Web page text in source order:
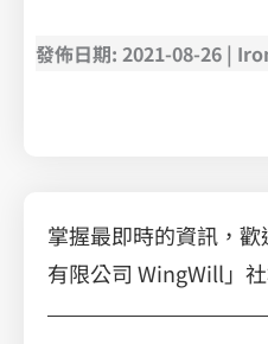
發佈日期: 2021-08-26 |
掌握最即時的資訊，
有限公司 WingWill」社